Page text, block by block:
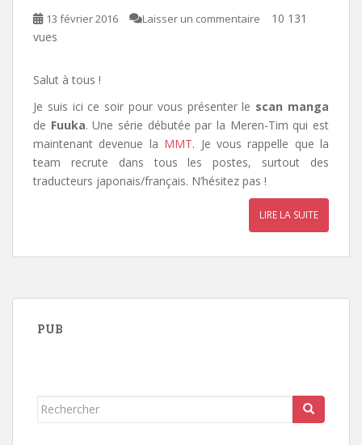
13 février 2016 Laisser un commentaire
10 131
vues
Salut à tous !
Je suis ici ce soir pour vous présenter le scan manga
de Fuuka. Une série débutée par la Meren-Tim qui est
maintenant devenue la MMT. Je vous rappelle que la
team recrute dans tous les postes, surtout des
traducteurs japonais/français. N’hésitez pas !
LIRE LA SUITE
PUB
Rechercher...